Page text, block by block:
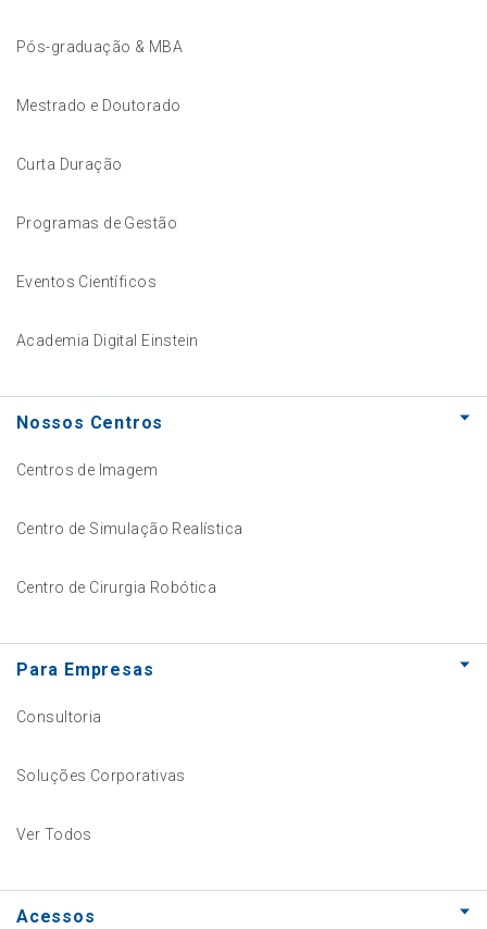
Pós-graduação & MBA
Mestrado e Doutorado
Curta Duração
Programas de Gestão
Eventos Científicos
Academia Digital Einstein
Nossos Centros
Centros de Imagem
Centro de Simulação Realística
Centro de Cirurgia Robótica
Para Empresas
Consultoria
Soluções Corporativas
Ver Todos
Acessos